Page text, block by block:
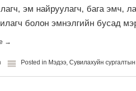
эм найруулагч, бага эмч,
болон эмнэлгийн бусад
→
Posted in Мэдээ, Сувилахуйн